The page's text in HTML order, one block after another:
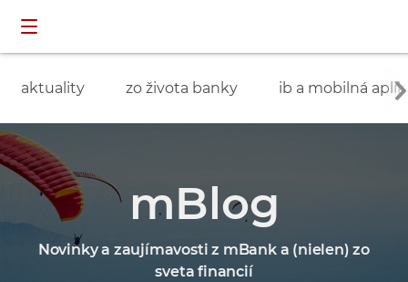
aktuality zo života banky ib a mobilná
mBlog
Novinky a zaujímavosti z mBank a (nielen) zo
sveta financií